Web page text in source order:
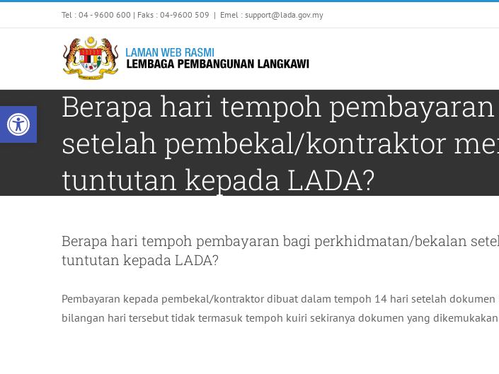
Open toolbar
to
Tel : 04 - 9600 600 | Faks : 04-9600 509 | Emel : support@lada.gov.my
Berapa hari tempoh
setelah pembekal/kontraktor
tuntutan kepada LADA?
Berapa hari tempoh pembayaran bagi perkhidmatan/bekalan
tuntutan kepada LADA?
Pembayaran kepada pembekal/kontraktor dibuat dalam tempoh 14 hari setelah
bilangan hari tersebut tidak termasuk tempoh kuiri sekiranya dokumen yang